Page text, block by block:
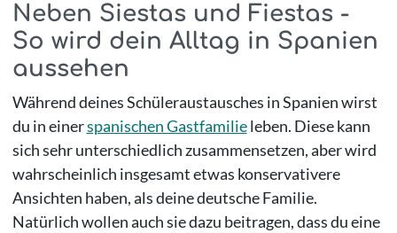
Neben Siestas und Fiestas -
So wird dein Alltag in Spanien
aussehen
Während deines Schüleraustausches in Spanien wirst
du in einerspanischen Gastfamilieleben. Diese kann
sich sehr unterschiedlich zusammensetzen, aber wird
wahrscheinlich insgesamt etwas konservativere
Ansichten haben, als deine deutsche Familie.
Natürlich wollen auch sie dazu beitragen, dass du eine